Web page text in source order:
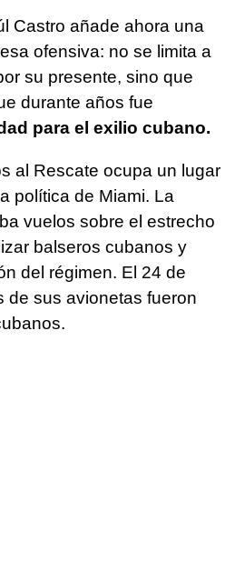
Castro añade ahora una
ofensiva: no se limita a
su presente, sino que
durante años fue
para el exilio cubano.
al Rescate ocupa un lugar
política de Miami. La
vuelos sobre el estrecho
balseros cubanos y
del régimen. El 24 de
de sus avionetas fueron